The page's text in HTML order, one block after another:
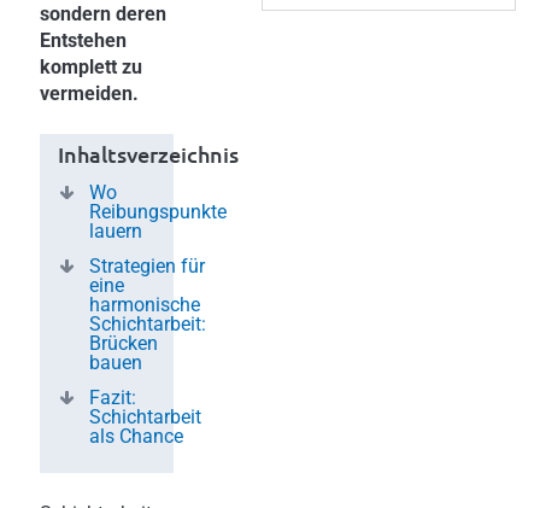
sondern deren
Entstehen
komplett zu
vermeiden.
Inhaltsverzeichnis
Wo
Reibungspunkte
lauern
Strategien für
eine
harmonische
Schichtarbeit:
Brücken
bauen
Fazit:
Schichtarbeit
als Chance